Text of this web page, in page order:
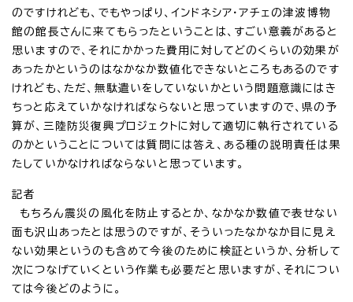
のですけれども、でもやっぱり、インドネシア・アチェの津波博物
館の館長さんに来てもらったということは、すごい意義があると
思いますので、それにかかった費用に対してどのくらいの効果が
あったかというのはなかなか数値化できないところもあるのです
けれども、ただ、無駄遣いをしていないかという問題意識にはき
ちっと応えていかなければならないと思っていますので、県の予
算が、三陸防災復興プロジェクトに対して適切に執行されている
のかということについては質問には答え、ある種の説明責任は果
たしていかなければならないと思っています。
記者
もちろん震災の風化を防止するとか、なかなか数値で表せない
面も沢山あったとは思うのですが、そういったなかなか目に見え
ない効果というのも含めて今後のために検証というか、分析して
次につなげていくという作業も必要だと思いますが、それについ
ては今後どのように。